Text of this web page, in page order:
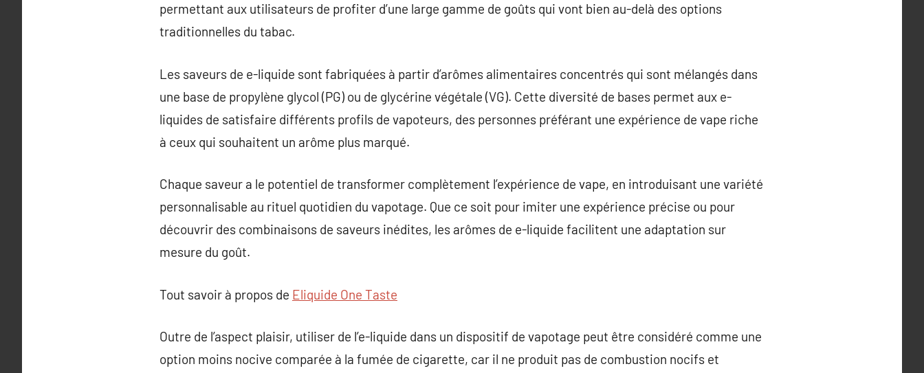
permettant aux utilisateurs de profiter d’une large gamme de goûts qui vont bien au-delà des options
traditionnelles du tabac.
Les saveurs de e-liquide sont fabriquées à partir d’arômes alimentaires concentrés qui sont mélangés dans
une base de propylène glycol (PG) ou de glycérine végétale (VG). Cette diversité de bases permet aux e-
liquides de satisfaire différents profils de vapoteurs, des personnes préférant une expérience de vape riche
à ceux qui souhaitent un arôme plus marqué.
Chaque saveur a le potentiel de transformer complètement l’expérience de vape, en introduisant une variété
personnalisable au rituel quotidien du vapotage. Que ce soit pour imiter une expérience précise ou pour
découvrir des combinaisons de saveurs inédites, les arômes de e-liquide facilitent une adaptation sur
mesure du goût.
Tout savoir à propos de Eliquide One Taste
Outre de l’aspect plaisir, utiliser de l’e-liquide dans un dispositif de vapotage peut être considéré comme une
option moins nocive comparée à la fumée de cigarette, car il ne produit pas de combustion nocifs et